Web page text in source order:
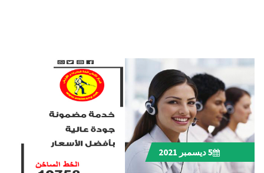
5ديسمبر 2021